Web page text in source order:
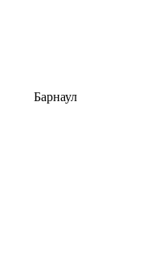
Барнаул